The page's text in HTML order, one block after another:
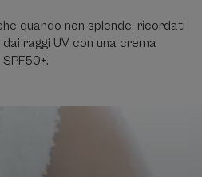
quando non splende, ricordati
raggi UV con una crema